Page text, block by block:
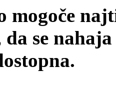
mogoče
se